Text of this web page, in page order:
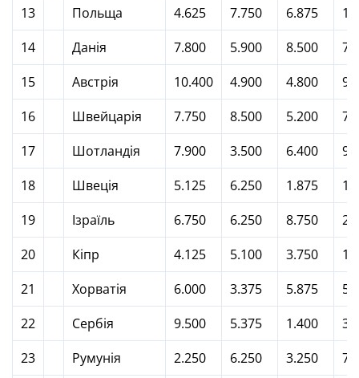
13
Польща 4.625 7.750 6.875
14
Данія 7.800 5.900 8.500
15
Австрія 10.400 4.900 4.800
16
Швейцарія 7.750 8.500 5.200
17
Шотландія 7.900 3.500 6.400
18
Швеція 5.125 6.250 1.875
19
Iзраїль 6.750 6.250 8.750
20
Кіпр 4.125 5.100 3.750
21
Хорватія 6.000 3.375 5.875
22
Сербія 9.500 5.375 1.400
23
Румунія 2.250 6.250 3.250